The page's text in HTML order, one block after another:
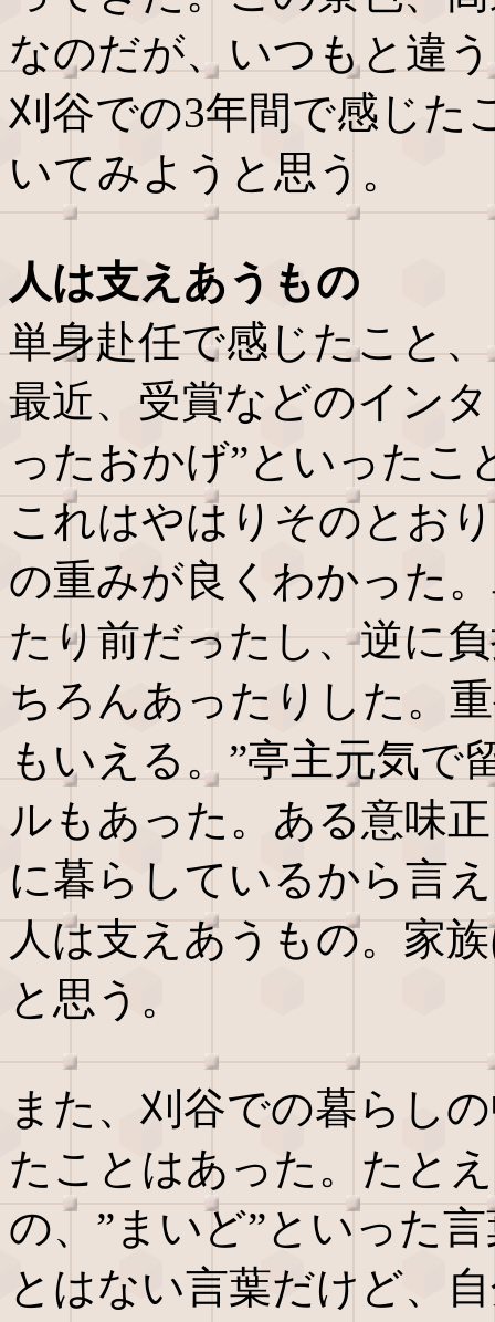
なのだが、いつもと違
刈谷での3年間で感じた
いてみようと思う。
人は支えあうもの
単身赴任で感じたこと
最近、受賞などのイン
ったおかげ”といったこ
これはやはりそのとお
の重みが良くわかった
たり前だったし、逆に
ちろんあったりした。
もいえる。”亭主元気で
ルもあった。ある意味
に暮らしているから言
人は支えあうもの。家
と思う。
また、刈谷での暮らし
たことはあった。たと
の、”まいど”といった
とはない言葉だけど、